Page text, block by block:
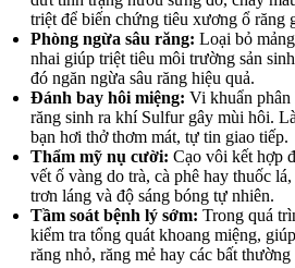
triệt để biến chứng tiêu xương ổ răng
Phòng ngừa sâu răng: Loại bỏ
nhai giúp triệt tiêu môi trường sản
đó ngăn ngừa sâu răng hiệu quả.
Đánh bay hôi miệng: Vi khuẩn
răng sinh ra khí Sulfur gây mùi hôi.
bạn hơi thở thơm mát, tự tin giao tiếp.
Thẩm mỹ nụ cười: Cạo vôi kết hợp
vết ố vàng do trà, cà phê hay thuốc
trơn láng và độ sáng bóng tự nhiên.
Tầm soát bệnh lý sớm: Trong quá
kiểm tra tổng quát khoang miệng,
răng nhỏ, răng mẻ hay các bất